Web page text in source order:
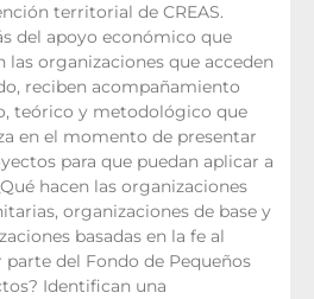
territorial de CREAS.
del apoyo económico que
las organizaciones que acceden
reciben acompañamiento
teórico y metodológico que
en el momento de presentar
para que puedan aplicar a
hacen las organizaciones
organizaciones de base y
basadas en la fe al
del Fondo de Pequeños
Identifican una